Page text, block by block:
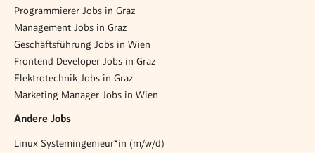
Programmierer Jobs in Graz
Management Jobs in Graz
Geschäftsführung Jobs in Wien
Frontend Developer Jobs in Graz
Elektrotechnik Jobs in Graz
Marketing Manager Jobs in Wien
Andere Jobs
Linux Systemingenieur*in (m/w/d)